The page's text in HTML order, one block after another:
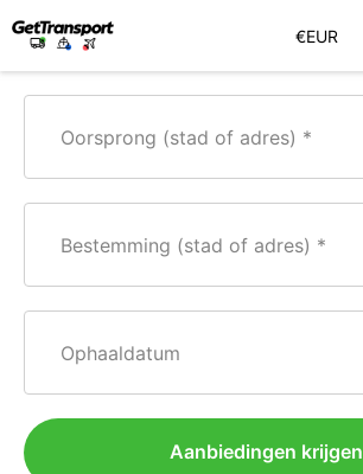
€EUR
Oorsprong (stad of adres)
Bestemming (stad of adres)
Ophaaldatum
Aanbiedingen krijgen